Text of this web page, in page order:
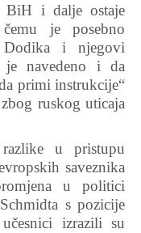
BiH i dalje ostaje
je posebno
Dodika i njegovi
navedeno i da
primi instrukcije“
ruskog uticaja
u pristupu
saveznika
u politici
s pozicije
izrazili su